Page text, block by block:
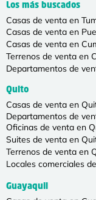
Los más buscados
Casas de venta en
Casas de venta en
Casas de venta en
Terrenos de venta en
Departamentos de
Quito
Casas de venta en
Departamentos de
Oficinas de venta en
Suites de venta en
Terrenos de venta en
Locales comerciales
Guayaquil